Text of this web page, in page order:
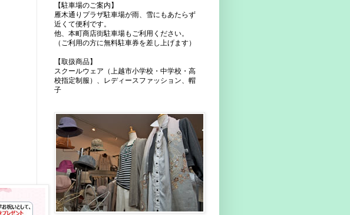
【駐車場のご案内】
雁木通りプラザ駐車場が雨、雪にもあたらず
近くて便利です。
他、本町商店街駐車場もご利用ください。
（ご利用の方に無料駐車券を差し上げます）
【取扱商品】
スクールウェア（上越市小学校・中学校・高
校指定制服）、レディースファッション、帽
子